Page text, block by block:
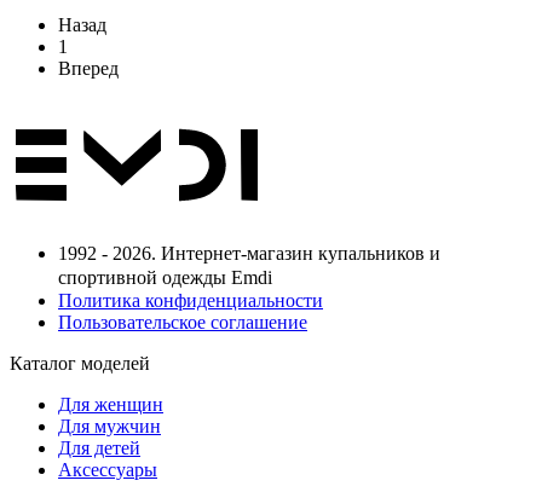
Назад
1
Вперед
1992 - 2026. Интернет-магазин купальников и
спортивной одежды Emdi
Политика конфиденциальности
Пользовательское соглашение
Каталог моделей
Для женщин
Для мужчин
Для детей
Аксессуары